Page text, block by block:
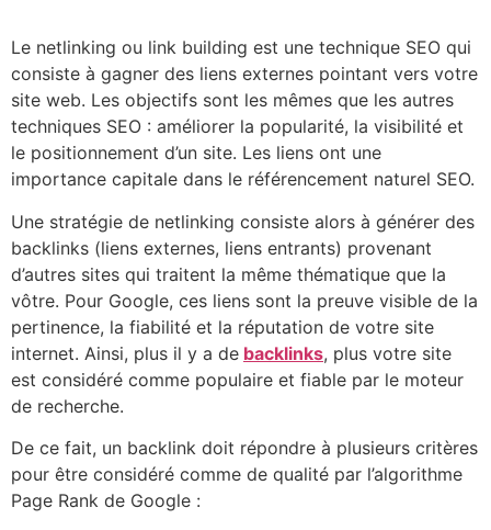
Le netlinking ou link building est une technique SEO qui
consiste à gagner des liens externes pointant vers votre
site web. Les objectifs sont les mêmes que les autres
techniques SEO : améliorer la popularité, la visibilité et
le positionnement d’un site. Les liens ont une
importance capitale dans le référencement naturel SEO.
Une stratégie de netlinking consiste alors à générer des
backlinks (liens externes, liens entrants) provenant
d’autres sites qui traitent la même thématique que la
vôtre. Pour Google, ces liens sont la preuve visible de la
pertinence, la fiabilité et la réputation de votre site
internet. Ainsi, plus il y a de backlinks, plus votre site
est considéré comme populaire et fiable par le moteur
de recherche.
De ce fait, un backlink doit répondre à plusieurs critères
pour être considéré comme de qualité par l’algorithme
Page Rank de Google :